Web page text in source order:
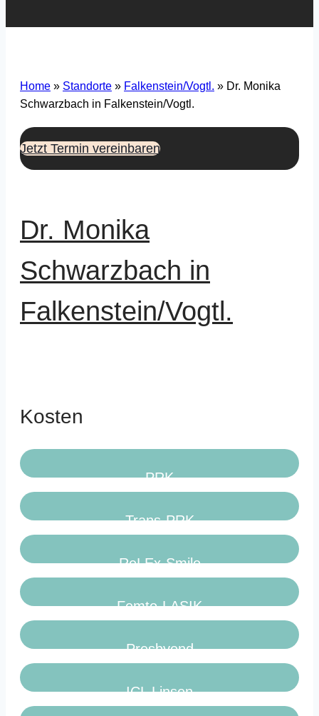
Home » Standorte » Falkenstein/Vogtl. » Dr. Monika
Schwarzbach in Falkenstein/Vogtl.
Jetzt Termin vereinbaren
Dr. Monika
Schwarzbach in
Falkenstein/Vogtl.
Kosten
PRK
Trans-PRK
ReLEx-Smile
Femto-LASIK
Presbyond
ICL Linsen